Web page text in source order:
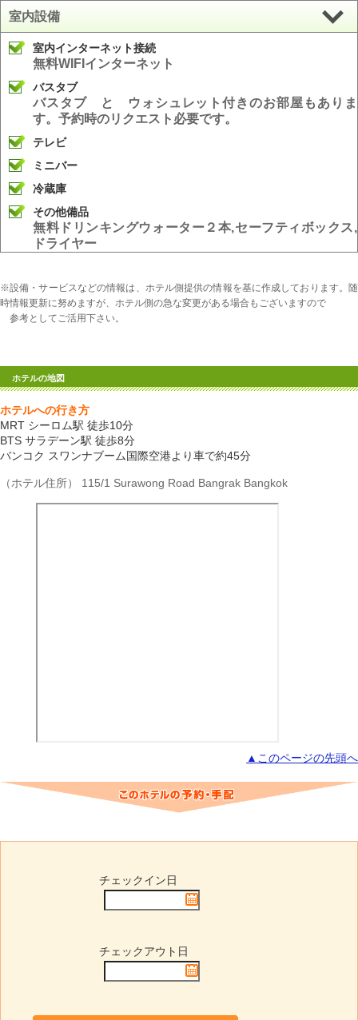
室内設備
室内インターネット接続
無料WIFIインターネット
バスタブ
バスタブ と ウォシュレット付きのお部屋もありま
す。予約時のリクエスト必要です。
テレビ
ミニバー
冷蔵庫
その他備品
無料ドリンキングウォーター２本,セーフティボックス,
ドライヤー
※設備・サービスなどの情報は、ホテル側提供の情報を基に作成しております。随
時情報更新に努めますが、ホテル側の急な変更がある場合もございますので
参考としてご活用下さい。
ホテルの地図
ホテルへの行き方
MRT シーロム駅 徒歩10分
BTS サラデーン駅 徒歩8分
バンコク スワンナブーム国際空港より車で約45分
（ホテル住所） 115/1 Surawong Road Bangrak Bangkok
▲このページの先頭へ
チェックイン日
チェックアウト日